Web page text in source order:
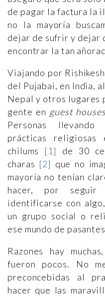
de pagar la factura la
no la mayoría
dejar de sufrir y dejar
encontrar la tan
Viajando por
del Pujabai, en India,
Nepal y otros lugares
gente en guest
Personas
prácticas religiosas
chilums [1]
de 30
charas [2] que no
mayoría no tenían
hacer, por
identificarse con
un grupo social o
ese mundo de
Razones hay
fueron pocos. No
preconcebidas al
hacer que las